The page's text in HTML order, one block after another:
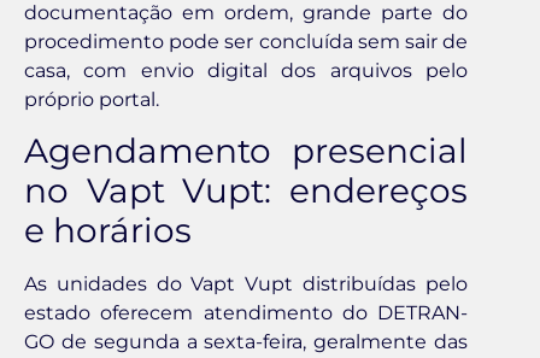
documentação em ordem, grande parte do
procedimento pode ser concluída sem sair de
casa, com envio digital dos arquivos pelo
próprio portal.
Agendamento presencial
no Vapt Vupt: endereços
e horários
As unidades do Vapt Vupt distribuídas pelo
estado oferecem atendimento do DETRAN-
GO de segunda a sexta-feira, geralmente das